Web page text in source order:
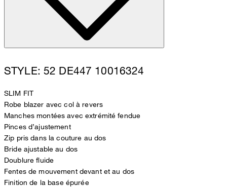
STYLE: 52 DE447 10016324
SLIM FIT
Robe blazer avec col à revers
Manches montées avec extrémité fendue
Pinces d’ajustement
Zip pris dans la couture au dos
Bride ajustable au dos
Doublure fluide
Fentes de mouvement devant et au dos
Finition de la base épurée